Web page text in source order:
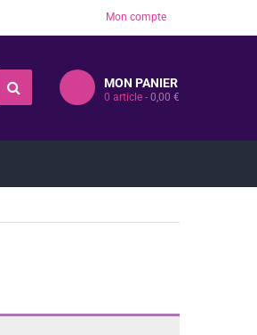
Mon compte
MON PANIER
0 article - 0,00 €